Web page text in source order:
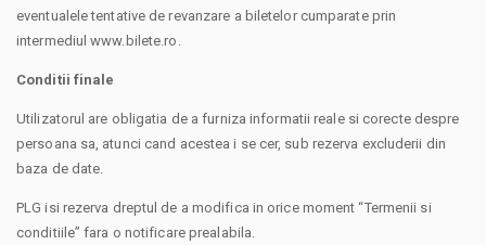
eventualele tentative de revanzare a biletelor cumparate prin
intermediul www.bilete.ro.
Conditii finale
Utilizatorul are obligatia de a furniza informatii reale si corecte despre
persoana sa, atunci cand acestea i se cer, sub rezerva excluderii din
baza de date.
PLG isi rezerva dreptul de a modifica in orice moment “Termenii si
conditiile” fara o notificare prealabila.